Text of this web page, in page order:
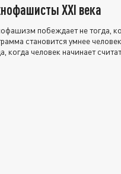
XXI века
побеждает не тогда,
становится умнее
когда человек начинает